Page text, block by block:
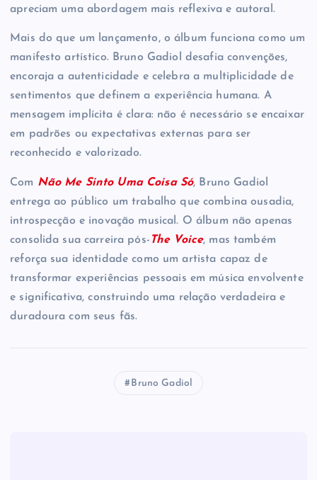
apreciam uma abordagem mais reflexiva e autoral.
Mais do que um lançamento, o álbum funciona como um
manifesto artístico. Bruno Gadiol desafia convenções,
encoraja a autenticidade e celebra a multiplicidade de
sentimentos que definem a experiência humana. A
mensagem implícita é clara: não é necessário se encaixar
em padrões ou expectativas externas para ser
reconhecido e valorizado.
Com Não Me Sinto Uma Coisa Só, Bruno Gadiol
entrega ao público um trabalho que combina ousadia,
introspecção e inovação musical. O álbum não apenas
consolida sua carreira pós- The Voice, mas também
reforça sua identidade como um artista capaz de
transformar experiências pessoais em música envolvente
e significativa, construindo uma relação verdadeira e
duradoura com seus fãs.
Bruno Gadiol